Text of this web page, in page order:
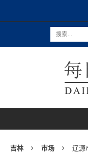
吉林 市场 辽源